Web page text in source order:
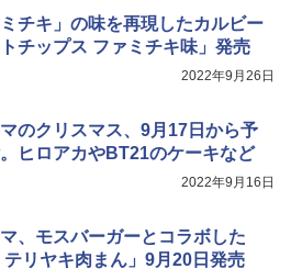
1段調理 フラットテーブル 電子レン
赤外線センサー ノンフライ調理 簡単
34,546
ション トースト機能
ミチキ」の味を再現したカルビー
トチップス ファミチキ味」発売
2022年9月26日
のクリスマス、9月17日から予
ヒロアカやBT21のケーキなど
2022年9月16日
、モスバーガーとコラボした
テリヤキ肉まん」9月20日発売